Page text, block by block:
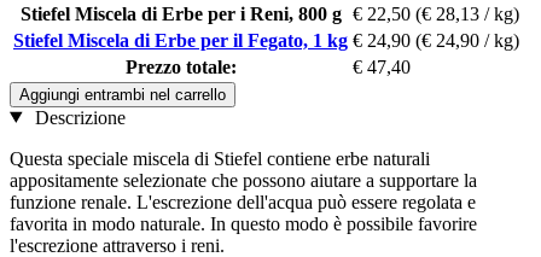
Stiefel Miscela di Erbe per i Reni, 800 g € 22,50 (€ 28,13 / kg)
Stiefel Miscela di Erbe per il Fegato, 1 kg € 24,90 (€ 24,90 / kg)
Prezzo totale:
€ 47,40
Aggiungi entrambi nel carrello
Descrizione
Questa speciale miscela di Stiefel contiene erbe naturali
appositamente selezionate che possono aiutare a supportare la
funzione renale. L'escrezione dell'acqua può essere regolata e
favorita in modo naturale. In questo modo è possibile favorire
l'escrezione attraverso i reni.